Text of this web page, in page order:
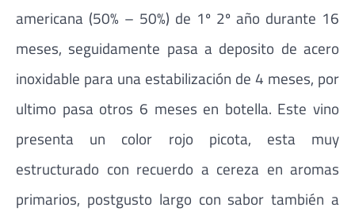
americana (50% – 50%) de 1º 2º año durante 16
meses, seguidamente pasa a deposito de acero
inoxidable para una estabilización de 4 meses, por
ultimo pasa otros 6 meses en botella. Este vino
presenta un color rojo picota, esta muy
estructurado con recuerdo a cereza en aromas
primarios, postgusto largo con sabor también a